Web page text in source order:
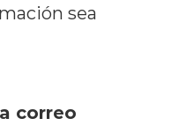
sea
correo